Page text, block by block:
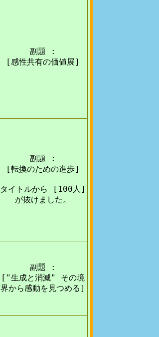
副題 :
[感性共有の価値展]
副題 :
[転換のための進歩]
タイトルから [100人]
が抜けました。
副題 :
["生成と消滅" その境
界から感動を見つめる]